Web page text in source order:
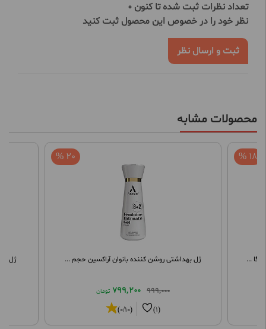
تعداد نظرات ثبت شده تا کنون 0
نظر خود را در خصوص این محصول ثبت کنید
ثبت و ارسال نظر
محصولات مشابه
ژل ژل بهداشتی روشن کننده بانوان آراکسین حجم ...
999,000
799,200 تومان
20 %
(1)
(0/10)
...
18 %